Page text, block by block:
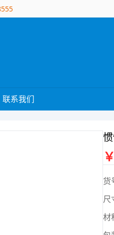
联系我们
￥
货
尺
材